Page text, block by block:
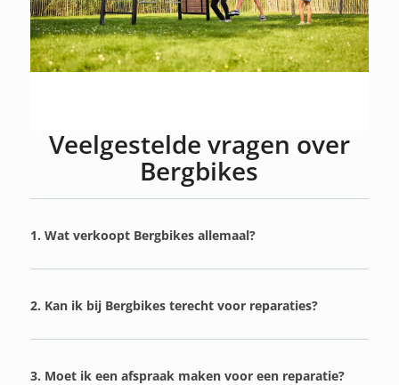
Veelgestelde vragen over
Bergbikes
1. Wat verkoopt Bergbikes allemaal?
2. Kan ik bij Bergbikes terecht voor reparaties?
3. Moet ik een afspraak maken voor een reparatie?